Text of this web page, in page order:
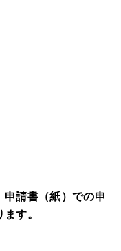
請書（紙）での申
す。